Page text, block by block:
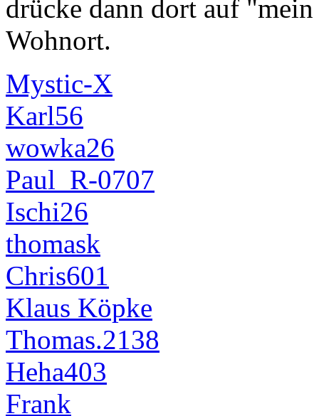
drücke dann dort auf
Wohnort.
Mystic-X
Karl56
wowka26
Paul_R-0707
Ischi26
thomask
Chris601
Klaus Köpke
Thomas.2138
Heha403
Frank